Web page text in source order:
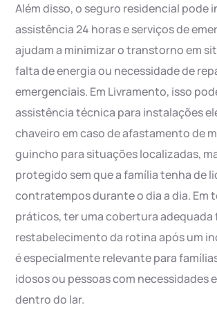
Além disso, o seguro residencial pode
assistência 24 horas e serviços de
ajudam a minimizar o transtorno em
falta de energia ou necessidade de
emergenciais. Em Livramento, isso
assistência técnica para instalações
chaveiro em caso de afastamento de
guincho para situações localizadas,
protegido sem que a família tenha de
contratempos durante o dia a dia. Em
práticos, ter uma cobertura adequada
restabelecimento da rotina após um
é especialmente relevante para
idosos ou pessoas com necessidades
dentro do lar.